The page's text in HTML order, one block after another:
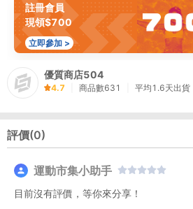
註冊會員
現領$700
立即參加 >
優質商店504
4.7 商品數631 平均 1.6天出貨
評價(0)
運動市集小助手
目前沒有評價，等你來分享！